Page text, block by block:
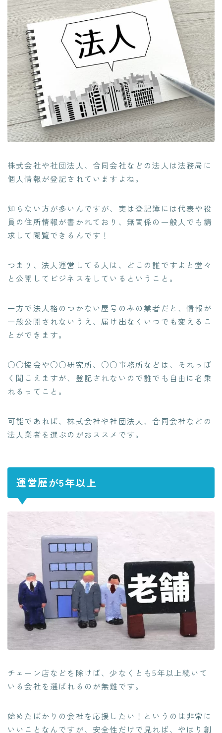
株式会社や社団法人、合同会社などの法人は法務局に
個人情報が登記されていますよね。
知らない方が多いんですが、実は登記簿には代表や役
員の住所情報が書かれており、無関係の一般人でも請
求して閲覧できるんです！
つまり、 法人運営してる人は、どこの誰ですよと堂々
と公開してビジネスをしているということ 。
一方で法人格のつかない屋号のみの業者だと、情報が
一般公開されない うえ、届け出なくいつでも変えるこ
とができます。
○○協会や○○研究所、○○事務所などは、それっぽ
く聞こえますが、登記されないので誰でも自由に名乗
れるってこと。
可能であれば、株式会社や社団法人、合同会社などの
法人業者を選ぶのがおススメです。
運営歴が5年以上
チェーン店などを除けば、少なくとも5年以上続いて
いる会社を選ばれるのが無難です。
始めたばかりの会社を応援したい！というのは非常に
いいことなんですが、 安全性だけで見れば、やはり創